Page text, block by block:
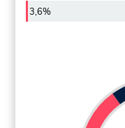
3,6%